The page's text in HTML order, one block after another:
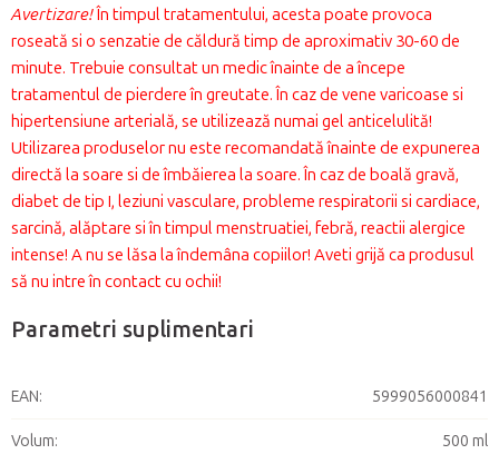
Avertizare!În timpul tratamentului, acesta poate provoca
roseată si o senzatie de căldură timp de aproximativ 30-60 de
minute. Trebuie consultat un medic înainte de a începe
tratamentul de pierdere în greutate. În caz de vene varicoase si
hipertensiune arterială, se utilizează numai gel anticelulită!
Utilizarea produselor nu este recomandată înainte de expunerea
directă la soare si de îmbăierea la soare. În caz de boală gravă,
diabet de tip I, leziuni vasculare, probleme respiratorii si cardiace,
sarcină, alăptare si în timpul menstruatiei, febră, reactii alergice
intense! A nu se lăsa la îndemâna copiilor! Aveti grijă ca produsul
să nu intre în contact cu ochii!
Parametri suplimentari
EAN: 5999056000841
Volum: 500 ml